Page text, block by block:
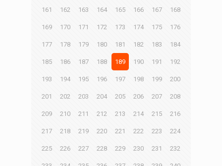
161 162 163 164 165 166 167 168
169 170 171 172 173 174 175 176
177 178 179 180 181 182 183 184
185 186 187 188 189 190 191 192
193 194 195 196 197 198 199 200
201 202 203 204 205 206 207 208
209 210 211 212 213 214 215 216
217 218 219 220 221 222 223 224
225 226 227 228 229 230 231 232